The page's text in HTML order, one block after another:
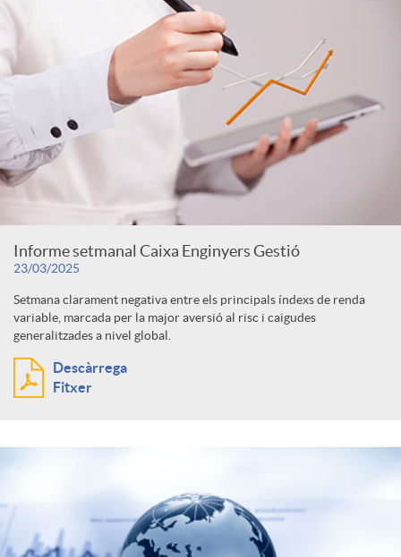
Informe setmanal Caixa Enginyers Gestió
23/03/2025
Setmana clarament negativa entre els principals índexs de renda
variable, marcada per la major aversió al risc i caigudes
generalitzades a nivel global.
Descàrrega
Fitxer